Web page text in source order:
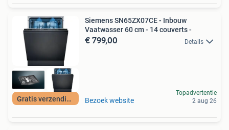
Gratis verzending
Siemens SN65ZX07CE - Inbouw
Vaatwasser 60 cm - 14 couverts -
€ 799,00 Details
Bezoek website
Topadvertentie
2 aug 26